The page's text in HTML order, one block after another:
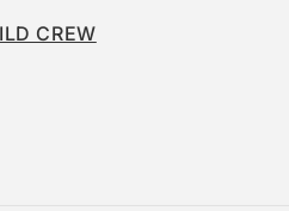
CREW